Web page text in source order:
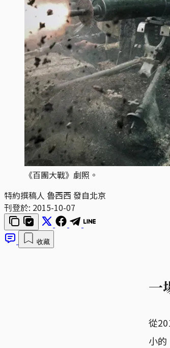
《百團大戰》劇照。
特約撰稿人 魯西西 發自北京
刊登於: 2015-10-07
收藏
一
從
小的